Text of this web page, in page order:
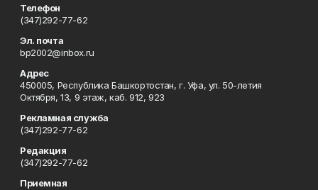
Телефон
(347)292-77-62
Эл. почта
bp2002@inbox.ru
Адрес
450005, Республика Башкортостан, г. Уфа, ул. 50-летия
Октября, 13, 9 этаж, каб. 912, 923
Рекламная служба
(347)292-77-62
Редакция
(347)292-77-62
Приемная